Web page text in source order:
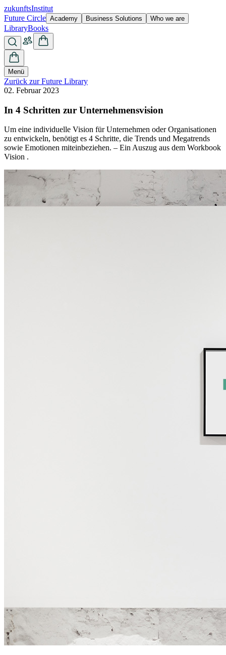
zukunftsInstitut
Future Circle Academy Business Solutions Who we are
LibraryBooks
Menü
Zurück zur Future Library
02. Februar 2023
In 4 Schritten zur Unternehmensvision
Um eine individuelle Vision für Unternehmen oder Organisationen
zu entwickeln, benötigt es 4 Schritte, die Trends und Megatrends
sowie Emotionen miteinbeziehen. – Ein Auszug aus dem Workbook
Vision .